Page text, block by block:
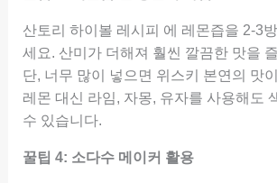
산토리 하이볼 레시피 에 레몬즙을 2-3
세요. 산미가 더해져 훨씬 깔끔한 맛을
단, 너무 많이 넣으면 위스키 본연의 맛
레몬 대신 라임, 자몽, 유자를 사용해도
수 있습니다.
꿀팁 4: 소다수 메이커 활용